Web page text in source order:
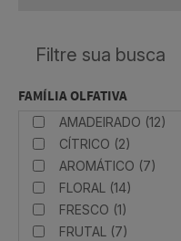
FAMÍLIA OLFATIVA
AMADEIRADO (12)
CÍTRICO (2)
AROMÁTICO (7)
FLORAL (14)
FRESCO (1)
FRUTAL (7)